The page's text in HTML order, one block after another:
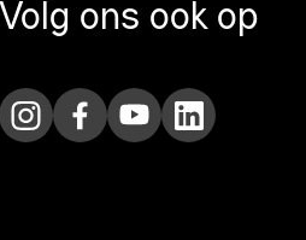
Volg ons ook op